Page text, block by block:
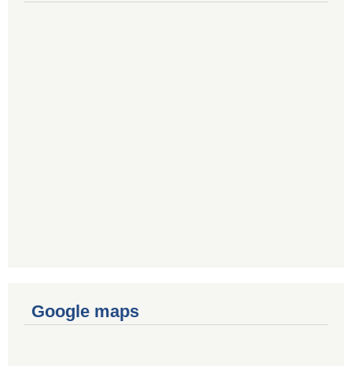
Google maps